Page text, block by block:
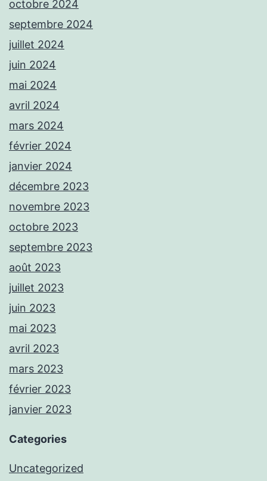
octobre 2024
septembre 2024
juillet 2024
juin 2024
mai 2024
avril 2024
mars 2024
février 2024
janvier 2024
décembre 2023
novembre 2023
octobre 2023
septembre 2023
août 2023
juillet 2023
juin 2023
mai 2023
avril 2023
mars 2023
février 2023
janvier 2023
Categories
Uncategorized